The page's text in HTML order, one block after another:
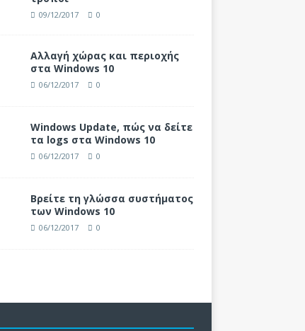
09/12/2017 0
Αλλαγή χώρας και περιοχής
στα Windows 10
06/12/2017 0
Windows Update, πώς να δείτε
τα logs στα Windows 10
06/12/2017 0
Βρείτε τη γλώσσα συστήματος
των Windows 10
06/12/2017 0